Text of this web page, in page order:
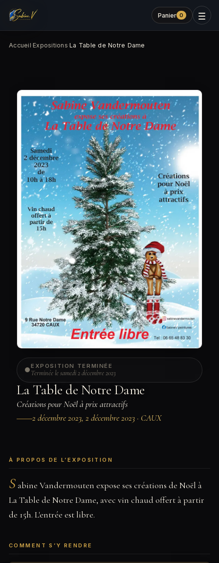
Panier 0
Accueil·Expositions·La Table de Notre Dame
EXPOSITION TERMINÉE
Terminée le samedi 2 décembre 2023
La Table de Notre Dame
Créations pour Noël à prix attractifs
2 décembre 2023, 2 décembre 2023 · CAUX
À PROPOS DE L’EXPOSITION
S abine Vandermouten expose ses créations de Noël à
La Table de Notre Dame, avec vin chaud offert à partir
de 15h. L'entrée est libre.
COMMENT S’Y RENDRE